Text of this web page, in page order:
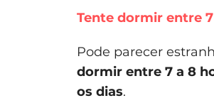
Tente dormir entre
Pode parecer
dormir entre 7 a 8
os dias.